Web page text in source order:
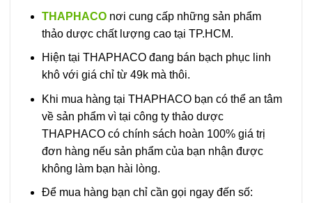
THAPHACOnơi cung cấp những sản phẩm
thảo dược chất lượng cao tại TP.HCM.
Hiện tại THAPHACO đang bán bạch phục linh
khô với giá chỉ từ 49k mà thôi.
Khi mua hàng tại THAPHACO bạn có thể an tâm
về sản phẩm vì tại công ty thảo dược
THAPHACO có chính sách hoàn 100% giá trị
đơn hàng nếu sản phẩm của bạn nhận được
không làm bạn hài lòng.
Để mua hàng bạn chỉ cần gọi ngay đến số: